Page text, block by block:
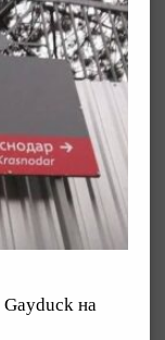
Gayduck на